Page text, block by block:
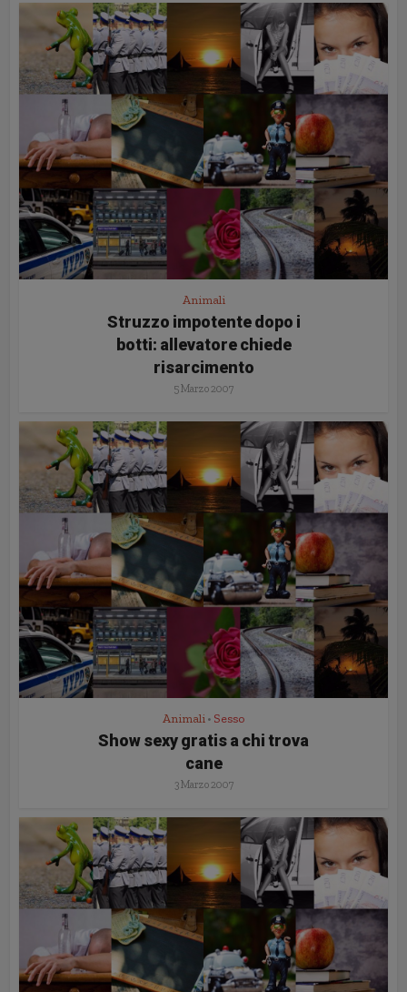
Animali
Struzzo impotente dopo i
botti: allevatore chiede
risarcimento
5 Marzo 2007
Animali • Sesso
Show sexy gratis a chi trova
cane
3 Marzo 2007